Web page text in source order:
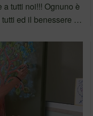
tutti noi!!! Ognuno è
ed il benessere di